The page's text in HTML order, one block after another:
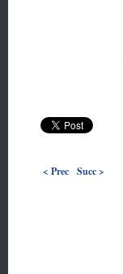
< Prec Succ >